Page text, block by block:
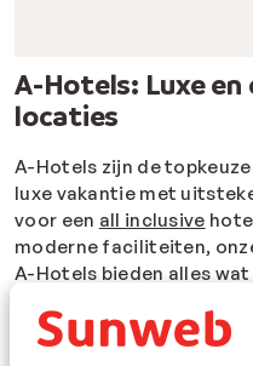
A-Hotels: Luxe
locaties
A-Hotels zijn de
luxe vakantie met
voor een all inclusive
moderne faciliteiten,
A-Hotels bieden alles
hoogwaardige5-
klantbeoordeling
. Ze